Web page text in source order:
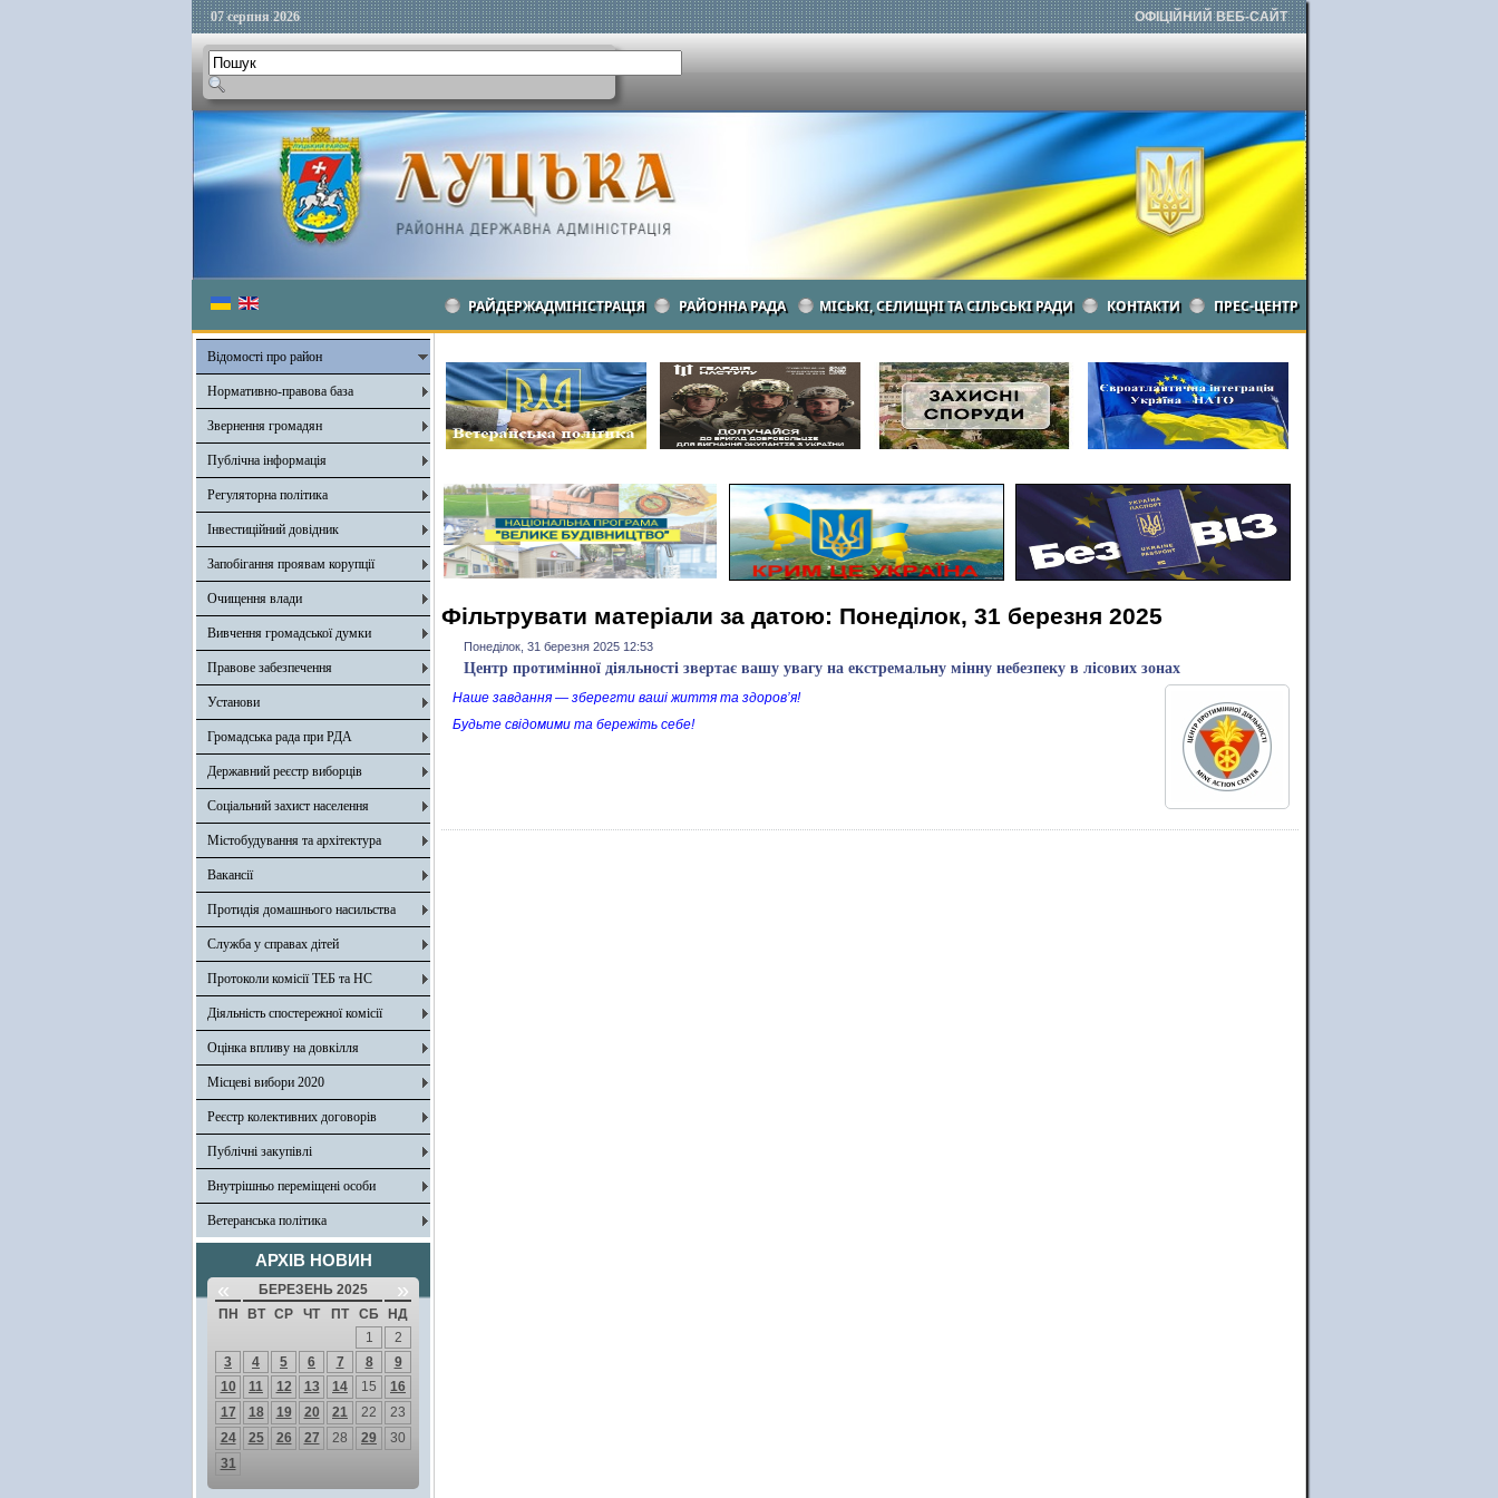
07 серпня 2026 ОФІЦІЙНИЙ ВЕБ-САЙТ
РАЙДЕРЖАДМІНІСТРАЦІЯ РАЙОННА РАДА МІСЬКІ, СЕЛИЩНІ ТА СІЛЬСЬКІ РАДИ КОНТАКТИ ПРЕС-ЦЕНТР
Відомості про район
Нормативно-правова база
Звернення громадян
Публічна інформація
Регуляторна політика
Інвестиційний довідник
Запобігання проявам корупції
Очищення влади
Вивчення громадської думки
Правове забезпечення
Установи
Громадська рада при РДА
Державний реєстр виборців
Соціальний захист населення
Містобудування та архітектура
Вакансії
Протидія домашнього насильства
Служба у справах дітей
Протоколи комісії ТЕБ та НС
Діяльність спостережної комісії
Оцінка впливу на довкілля
Місцеві вибори 2020
Реєстр колективних договорів
Публічні закупівлі
Внутрішньо переміщені особи
Ветеранська політика
АРХІВ НОВИН
« БЕРЕЗЕНЬ 2025 »
ПН ВТ СР ЧТ ПТ СБ
НД
1
2
3
4 5 6 7 8
9
10
11 12 13 14 15
16
17
18 19 20 21 22
23
24
25 26 27 28 29
30
31
Фільтрувати матеріали за датою: Понеділок, 31 березня 2025
Понеділок, 31 березня 2025 12:53
Центр протимінної діяльності звертає вашу увагу на екстремальну мінну небезпеку в лісових зонах
Наше завдання — зберегти ваші життя та здоров’я!
Будьте свідомими та бережіть себе!